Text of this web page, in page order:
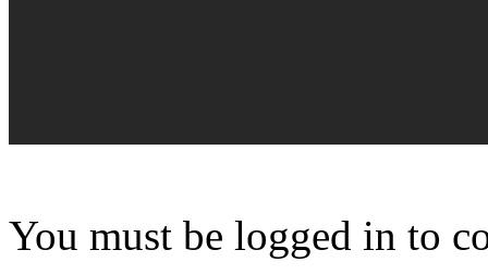
You must be logged in to